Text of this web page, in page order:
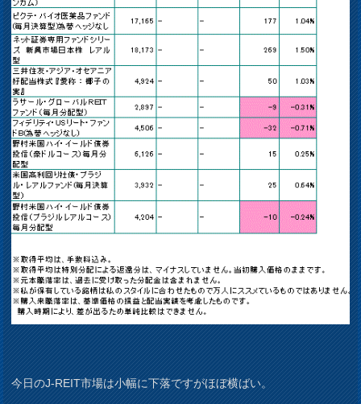
今日のJ-REIT市場は小幅に下落ですがほぼ横ばい。